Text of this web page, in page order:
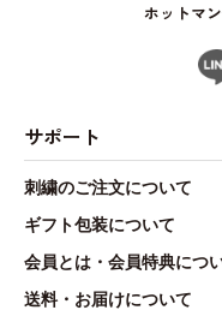
ホットマ
サポート
刺繍のご注文について
ギフト包装について
会員とは・会員特典につ
送料・お届けについて